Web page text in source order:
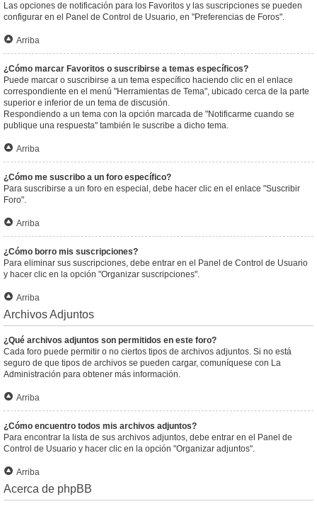
Las opciones de notificación para los Favoritos y las suscripciones se pueden
configurar en el Panel de Control de Usuario, en "Preferencias de Foros".
Arriba
¿Cómo marcar Favoritos o suscribirse a temas específicos?
Puede marcar o suscribirse a un tema específico haciendo clic en el enlace
correspondiente en el menú "Herramientas de Tema", ubicado cerca de la parte
superior e inferior de un tema de discusión.
Respondiendo a un tema con la opción marcada de "Notificarme cuando se
publique una respuesta" también le suscribe a dicho tema.
Arriba
¿Cómo me suscribo a un foro específico?
Para suscribirse a un foro en especial, debe hacer clic en el enlace "Suscribir
Foro".
Arriba
¿Cómo borro mis suscripciones?
Para eliminar sus suscripciones, debe entrar en el Panel de Control de Usuario
y hacer clic en la opción "Organizar suscripciones".
Arriba
Archivos Adjuntos
¿Qué archivos adjuntos son permitidos en este foro?
Cada foro puede permitir o no ciertos tipos de archivos adjuntos. Si no está
seguro de que tipos de archivos se pueden cargar, comuníquese con La
Administración para obtener más información.
Arriba
¿Cómo encuentro todos mis archivos adjuntos?
Para encontrar la lista de sus archivos adjuntos, debe entrar en el Panel de
Control de Usuario y hacer clic en la opción "Organizar adjuntos".
Arriba
Acerca de phpBB